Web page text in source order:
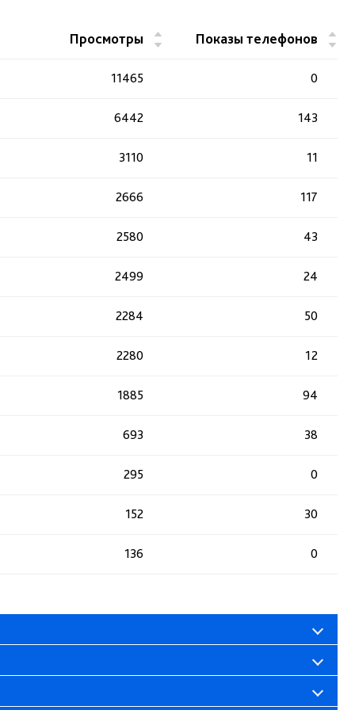
Просмотры
▲
▼
Показы телефонов
▲
▼
11465 0
6442 143
3110 11
2666 117
2580 43
2499 24
2284 50
2280 12
1885 94
693 38
295 0
152 30
136 0